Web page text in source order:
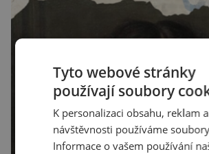
Tyto webové stránky
používají soubory
K personalizaci obsahu, reklam
návštěvnosti používáme
Informace o vašem používání